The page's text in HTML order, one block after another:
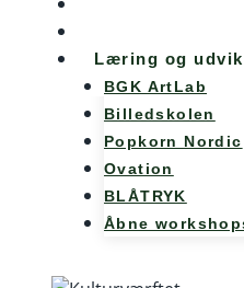
Læring og
BGK ArtLab
Billedskolen
Popkorn Nordic
Ovation
BLÅTRYK
Åbne